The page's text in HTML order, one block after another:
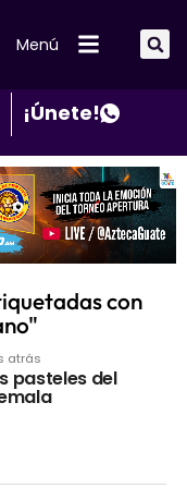
Menú
¡Únete!
con
atrás
pasteles del